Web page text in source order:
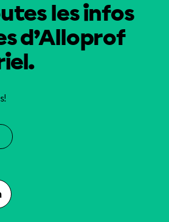
les infos
d’Alloprof